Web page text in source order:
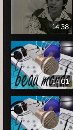
14:38
14:01